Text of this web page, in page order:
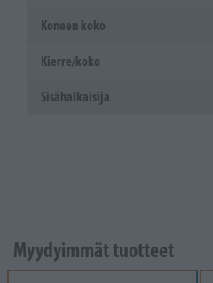
Koneen koko
Kierre/koko
Sisähalkaisija
Myydyimmät tuotteet